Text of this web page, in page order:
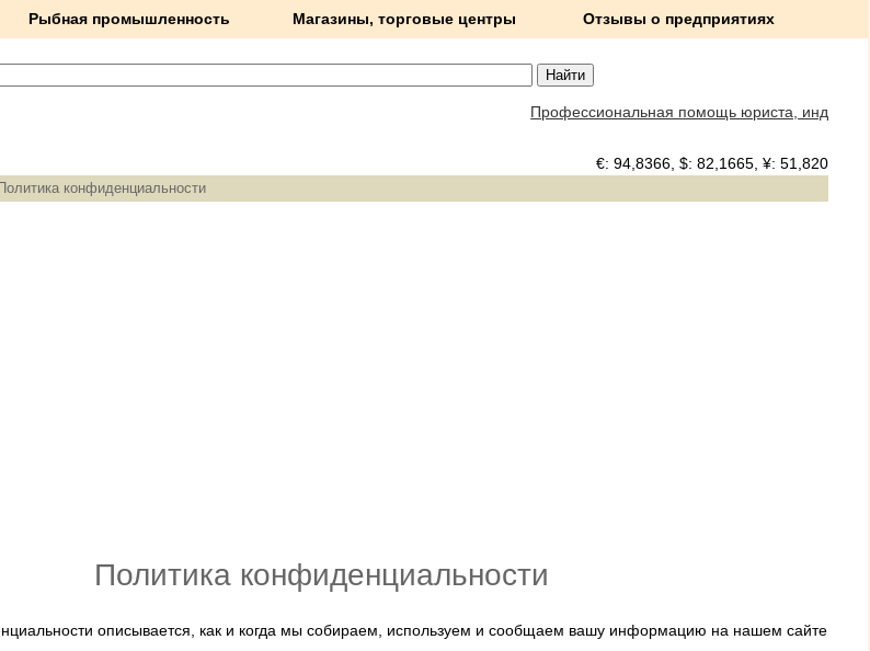
Рыбная промышленность Магазины, торговые центры Отзывы о предприятиях
Профессиональная помощь юриста,
€: 94,8366, $: 82,1665, ¥: 51,8204,
Политика конфиденциальности
Политика конфиденциальности
описывается, как и когда мы собираем, используем и сообщаем вашу информацию на нашем сайте